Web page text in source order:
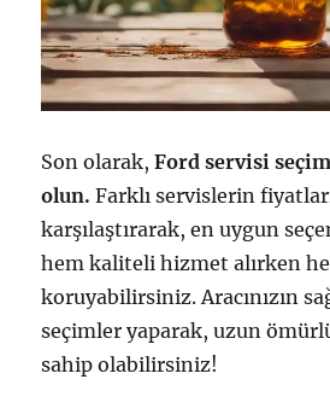
Son olarak,Ford servisi
olun. Farklı servislerin
karşılaştırarak, en uygun
hem kaliteli hizmet alırken
koruyabilirsiniz. Aracınızın
seçimler yaparak, uzun
sahip olabilirsiniz!